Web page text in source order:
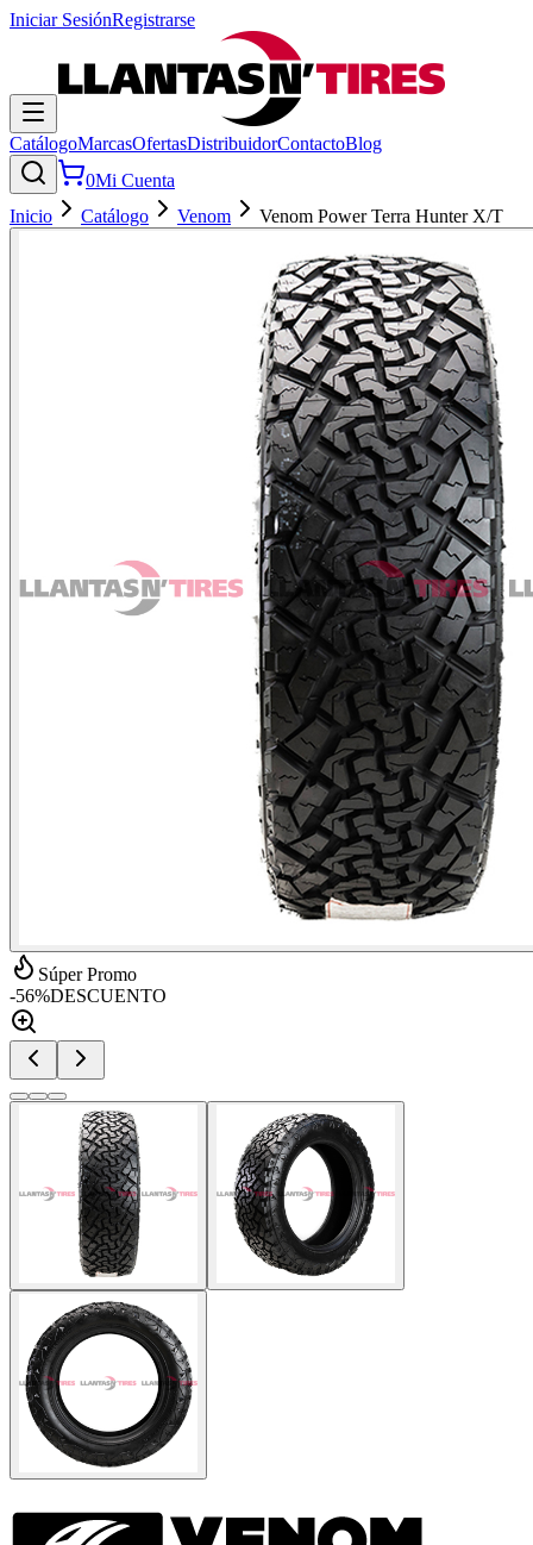
Iniciar SesiónRegistrarse
CatálogoMarcasOfertasDistribuidorContactoBlog
0Mi Cuenta
Inicio
Catálogo Venom Venom Power Terra Hunter X/T
Súper Promo
-56%DESCUENTO